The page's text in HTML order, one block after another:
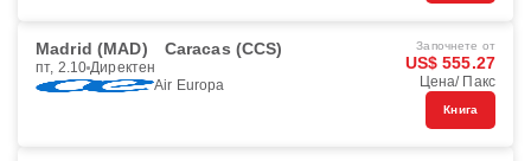
Madrid (MAD) Caracas (CCS)
пт, 2.10 Директен
Air Europa
Започнете от
US$ 555.27
Цена/ Пакс
Книга